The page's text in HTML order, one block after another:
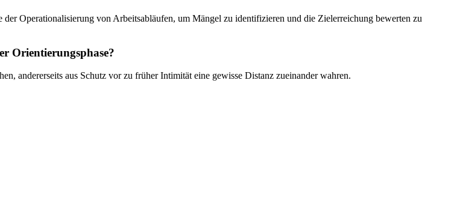
Operationalisierung von Arbeitsabläufen, um Mängel zu identifizieren und die Zielerreichung bewerten zu
Orientierungsphase?
andererseits aus Schutz vor zu früher Intimität eine gewisse Distanz zueinander wahren.